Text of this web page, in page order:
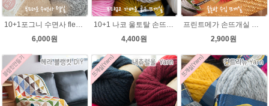
10+1포그니 수면사 fleece 플리스 수면실 뜨개실/소프트 메리 멜로디/부드러운 털실/유아용실/귀도리안감실
6,000원
10+1 나코 울토탈 손뜨개 뜨개질 굵은뜨개실 나코메가 굵은털실(털실,뜨개질실) 동대문 뜨게실
4,400원
프린트메가 손뜨개실 모자뜨기 뜨개질 목도리털실 뜨개실
2,900원